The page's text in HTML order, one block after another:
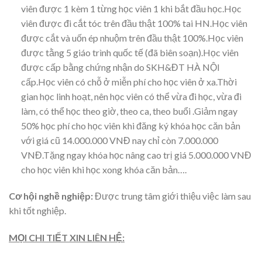
viên được 1 kèm 1 từng học viên 1 khi bắt đầu học.Học
viên được đi cắt tóc trên đầu thật 100% tai HN.Học viên
được cắt và uốn ép nhuộm trên đầu thật 100%.Học viên
được tằng 5 giáo trình quốc tế (đã biên soạn).Học viên
được cấp bằng chứng nhận do SKH&ĐT HÀ NỘI
cấp.Học viên có chỗ ở miễn phí cho học viên ở xa.Thời
gian học linh hoạt, nên học viên có thể vừa đi học, vừa đi
làm, có thể học theo giờ, theo ca, theo buổi .Giảm ngay
50% học phí cho học viên khi đăng ký khóa học căn bản
với giá cũ 14.000.000 VNĐ nay chỉ còn 7.000.000
VNĐ.Tặng ngay khóa học nâng cao trị giá 5.000.000 VNĐ
cho học viên khi học xong khóa căn bản….
Cơ hội nghề nghiệp:Được trung tâm giới thiệu việc làm sau
khi tốt nghiệp.
MỌI CHI TIẾT XIN LIÊN HỆ: